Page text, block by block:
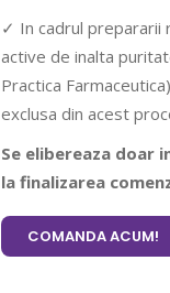
✓ In cadrul prepararii
active de inalta
Practica
exclusa din acest
Se elibereaza doar
la finalizarea
COMANDA ACUM!